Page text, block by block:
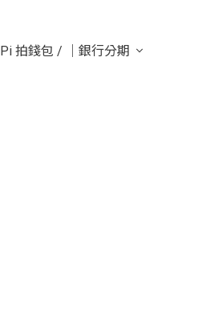
Pi 拍錢包 / ｜銀行分期